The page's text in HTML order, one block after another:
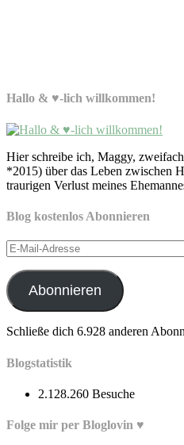
Hallo & ♥-lich willkommen!
Hier schreibe ich, Maggy,
*2015) über das Leben zwischen
traurigen Verlust meines
Blog kostenlos Abonnieren
E-
Mail-
Adresse
Abonnieren
Schließe dich 6.928 anderen
Blogstatistik
2.128.260 Besuche
Folge mir per Bloglovin ♥